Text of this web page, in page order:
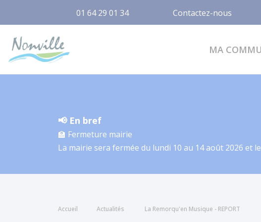
01 64 29 01 34 Contactez-nous
MA
📢 En bref
🏫 Fermeture mairie
La mairie sera fermée du lundi 10 au 14 août 2026 et
Accueil Actualités La Remorqu'en Musique - REPORT